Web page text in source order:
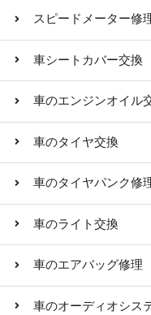
スピードメーター修
車シートカバー交換
車のエンジンオイル
車のタイヤ交換
車のタイヤパンク修
車のライト交換
車のエアバッグ修理
車のオーディオシス